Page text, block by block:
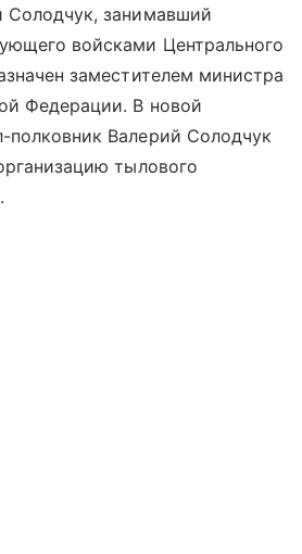
Солодчук, занимавший
войсками Центрального
заместителем министра
Федерации. В новой
полковник Валерий Солодчук
тылового